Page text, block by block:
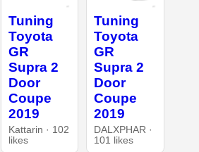
Tuning
Toyota
GR
Supra 2
Door
Coupe
2019
Kattarin · 102
likes
Tuning
Toyota
GR
Supra 2
Door
Coupe
2019
DALXPHAR ·
101 likes